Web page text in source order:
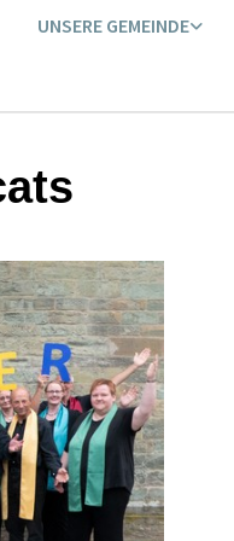
UNSERE GEMEINDE